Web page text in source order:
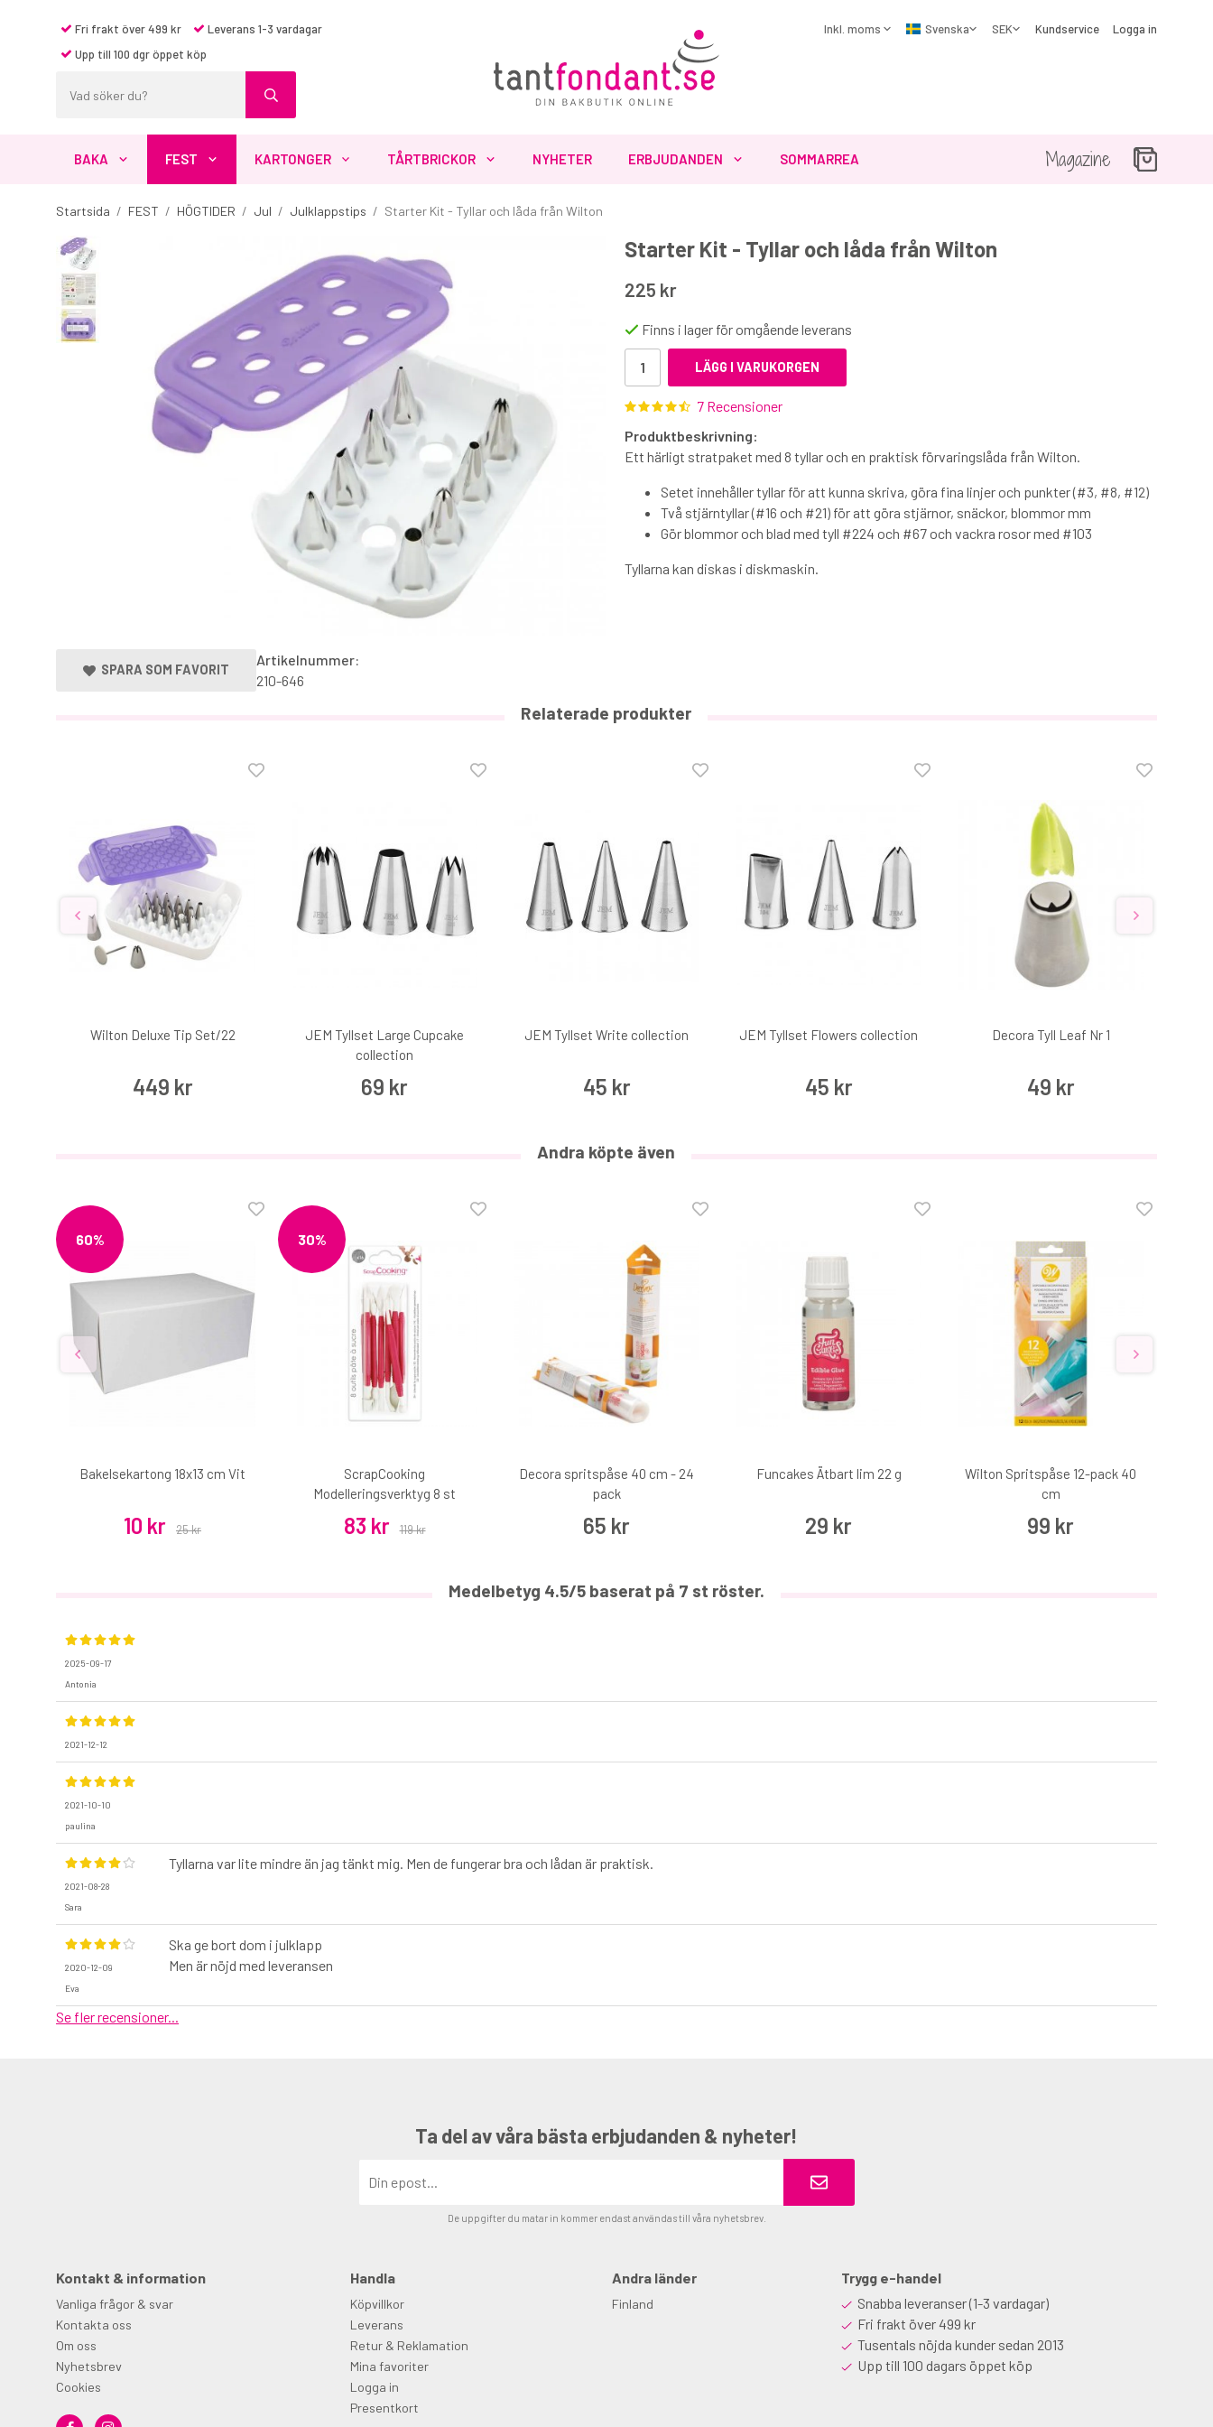
Fri frakt över 499 kr
Leverans 1-3 vardagar
Upp till 100 dgr öppet köp
Kundservice Logga in
BAKA FEST KARTONGER TÅRTBRICKOR NYHETER ERBJUDANDEN SOMMARREA Magazine
Startsida / FEST / HÖGTIDER / Jul / Julklappstips / Starter Kit - Tyllar och låda från Wilton
Fler produkter du inte vill missa
PME Spackelspade mönstrad
€8
Starter Kit - Tyllar och låda från Wilton
225 kr
Finns i lager för omgående leverans
LÄGG I VARUKORGEN
7 Recensioner
Produktbeskrivning:
Ett härligt stratpaket med 8 tyllar och en praktisk förvaringslåda från Wilton.
Setet innehåller tyllar för att kunna skriva, göra fina linjer och punkter (#3, #8, #12)
Två stjärntyllar (#16 och #21) för att göra stjärnor, snäckor, blommor mm
Gör blommor och blad med tyll #224 och #67 och vackra rosor med #103
Tyllarna kan diskas i diskmaskin.
SPARA SOM FAVORIT
Artikelnummer:
210-646
Relaterade produkter
Wilton Deluxe Tip Set/22
449 kr
JEM Tyllset Large Cupcake
collection
69 kr
JEM Tyllset Write collection
45 kr
JEM Tyllset Flowers collection
45 kr
Decora Tyll Leaf Nr 1
49 kr
Andra köpte även
60%
Bakelsekartong 18x13 cm Vit
10 kr 25 kr
30%
ScrapCooking
Modelleringsverktyg 8 st
83 kr 119 kr
Decora spritspåse 40 cm - 24
pack
65 kr
Funcakes Ätbart lim 22 g
29 kr
Wilton Spritspåse 12-pack 40
cm
99 kr
Medelbetyg 4.5/5 baserat på 7 st röster.
2025-09-17
Antonia
2021-12-12
2021-10-10
paulina
2021-08-28
Sara
Tyllarna var lite mindre än jag tänkt mig. Men de fungerar bra och lådan är praktisk.
2020-12-09
Eva
Ska ge bort dom i julklapp
Men är nöjd med leveransen
Se fler recensioner...
Ta del av våra bästa erbjudanden & nyheter!
De uppgifter du matar in kommer endast användas till våra nyhetsbrev.
Kontakt & information
Vanliga frågor & svar
Kontakta oss
Om oss
Nyhetsbrev
Cookies
Handla
Köpvillkor
Leverans
Retur & Reklamation
Mina favoriter
Logga in
Presentkort
Andra länder
Finland
Trygg e-handel
Snabba leveranser (1-3 vardagar)
Fri frakt över 499 kr
Tusentals nöjda kunder sedan 2013
Upp till 100 dagars öppet köp